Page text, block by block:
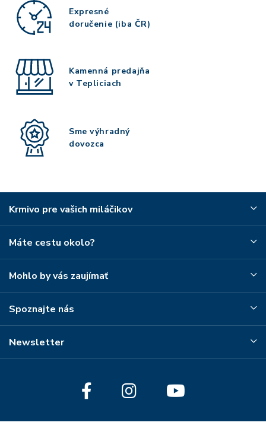
Expresné
doručenie (iba ČR)
Kamenná predajňa
v Tepliciach
Sme výhradný
dovozca
Krmivo pre vašich miláčikov
Máte cestu okolo?
Mohlo by vás zaujímať
Spoznajte nás
Newsletter